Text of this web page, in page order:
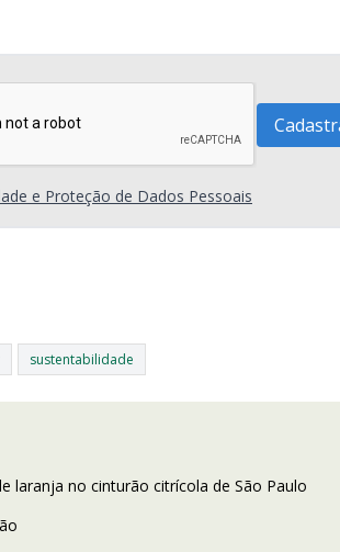
e Proteção de Dados Pessoais
sustentabilidade
laranja no cinturão citrícola de São Paulo